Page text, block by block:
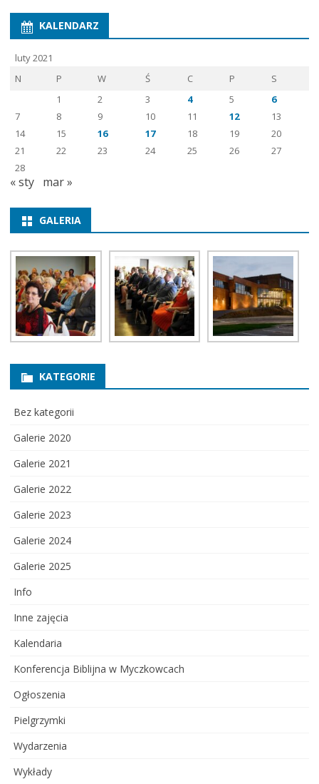
KALENDARZ
luty 2021
N
P W Ś C P
S
1
2 3 4 5
6
7
8 9 10 11 12
13
14
15 16 17 18 19
20
21
22 23 24 25 26
27
28
« sty mar »
GALERIA
KATEGORIE
Bez kategorii
Galerie 2020
Galerie 2021
Galerie 2022
Galerie 2023
Galerie 2024
Galerie 2025
Info
Inne zajęcia
Kalendaria
Konferencja Biblijna w Myczkowcach
Ogłoszenia
Pielgrzymki
Wydarzenia
Wykłady